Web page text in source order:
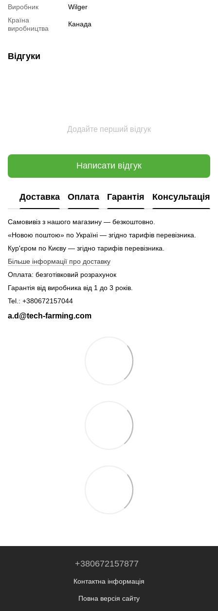
Виробник
Wilger
Країна
виробництва
Канада
Відгуки
Додайте перший відгук
Написати відгук
Доставка Оплата Гарантія Консультація
Самовивіз з нашого магазину — безкоштовно.
«Новою поштою» по Україні — згідно тарифів перевізника.
Кур'єром по Києву — згідно тарифів перевізника.
Більше інформації про доставку
Оплата: безготівковий розрахунок
Гарантія від виробника від 1 до 3 років.
Tel.: +380672157044
a.d@tech-farming.com
+380672157877
Контактна інформація
Повна версія сайту